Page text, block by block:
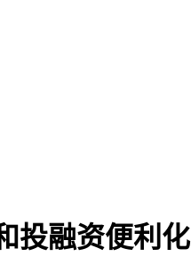
击进入
投融资便利化